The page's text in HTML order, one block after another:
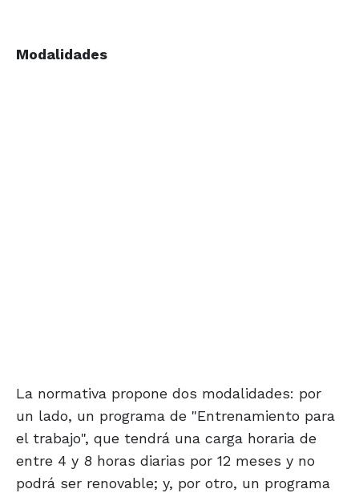
Modalidades
La normativa propone dos modalidades: por
un lado, un programa de "Entrenamiento para
el trabajo", que tendrá una carga horaria de
entre 4 y 8 horas diarias por 12 meses y no
podrá ser renovable; y, por otro, un programa